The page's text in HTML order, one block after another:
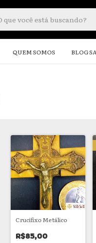
QUEM SOMOS BLOG
Crucifixo Metálico
R$85,00